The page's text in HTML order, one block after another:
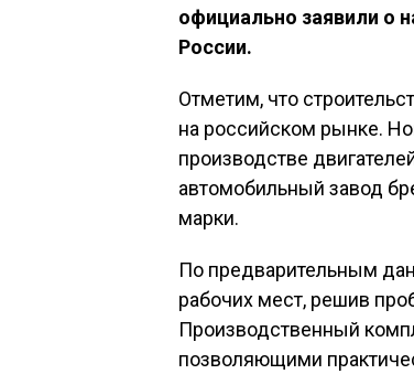
официально заявили о
России.
Отметим, что
на российском рынке.
производстве
автомобильный завод
марки.
По предварительным
рабочих мест, решив
Производственный
позволяющими